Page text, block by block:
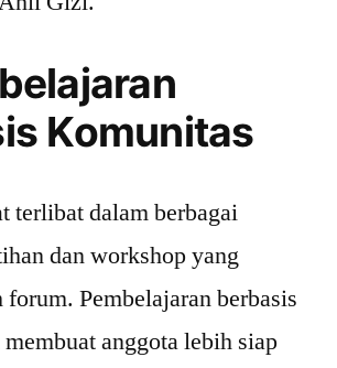
Komunitas
terlibat dalam berbagai
dan workshop yang
Pembelajaran berbasis
anggota lebih siap